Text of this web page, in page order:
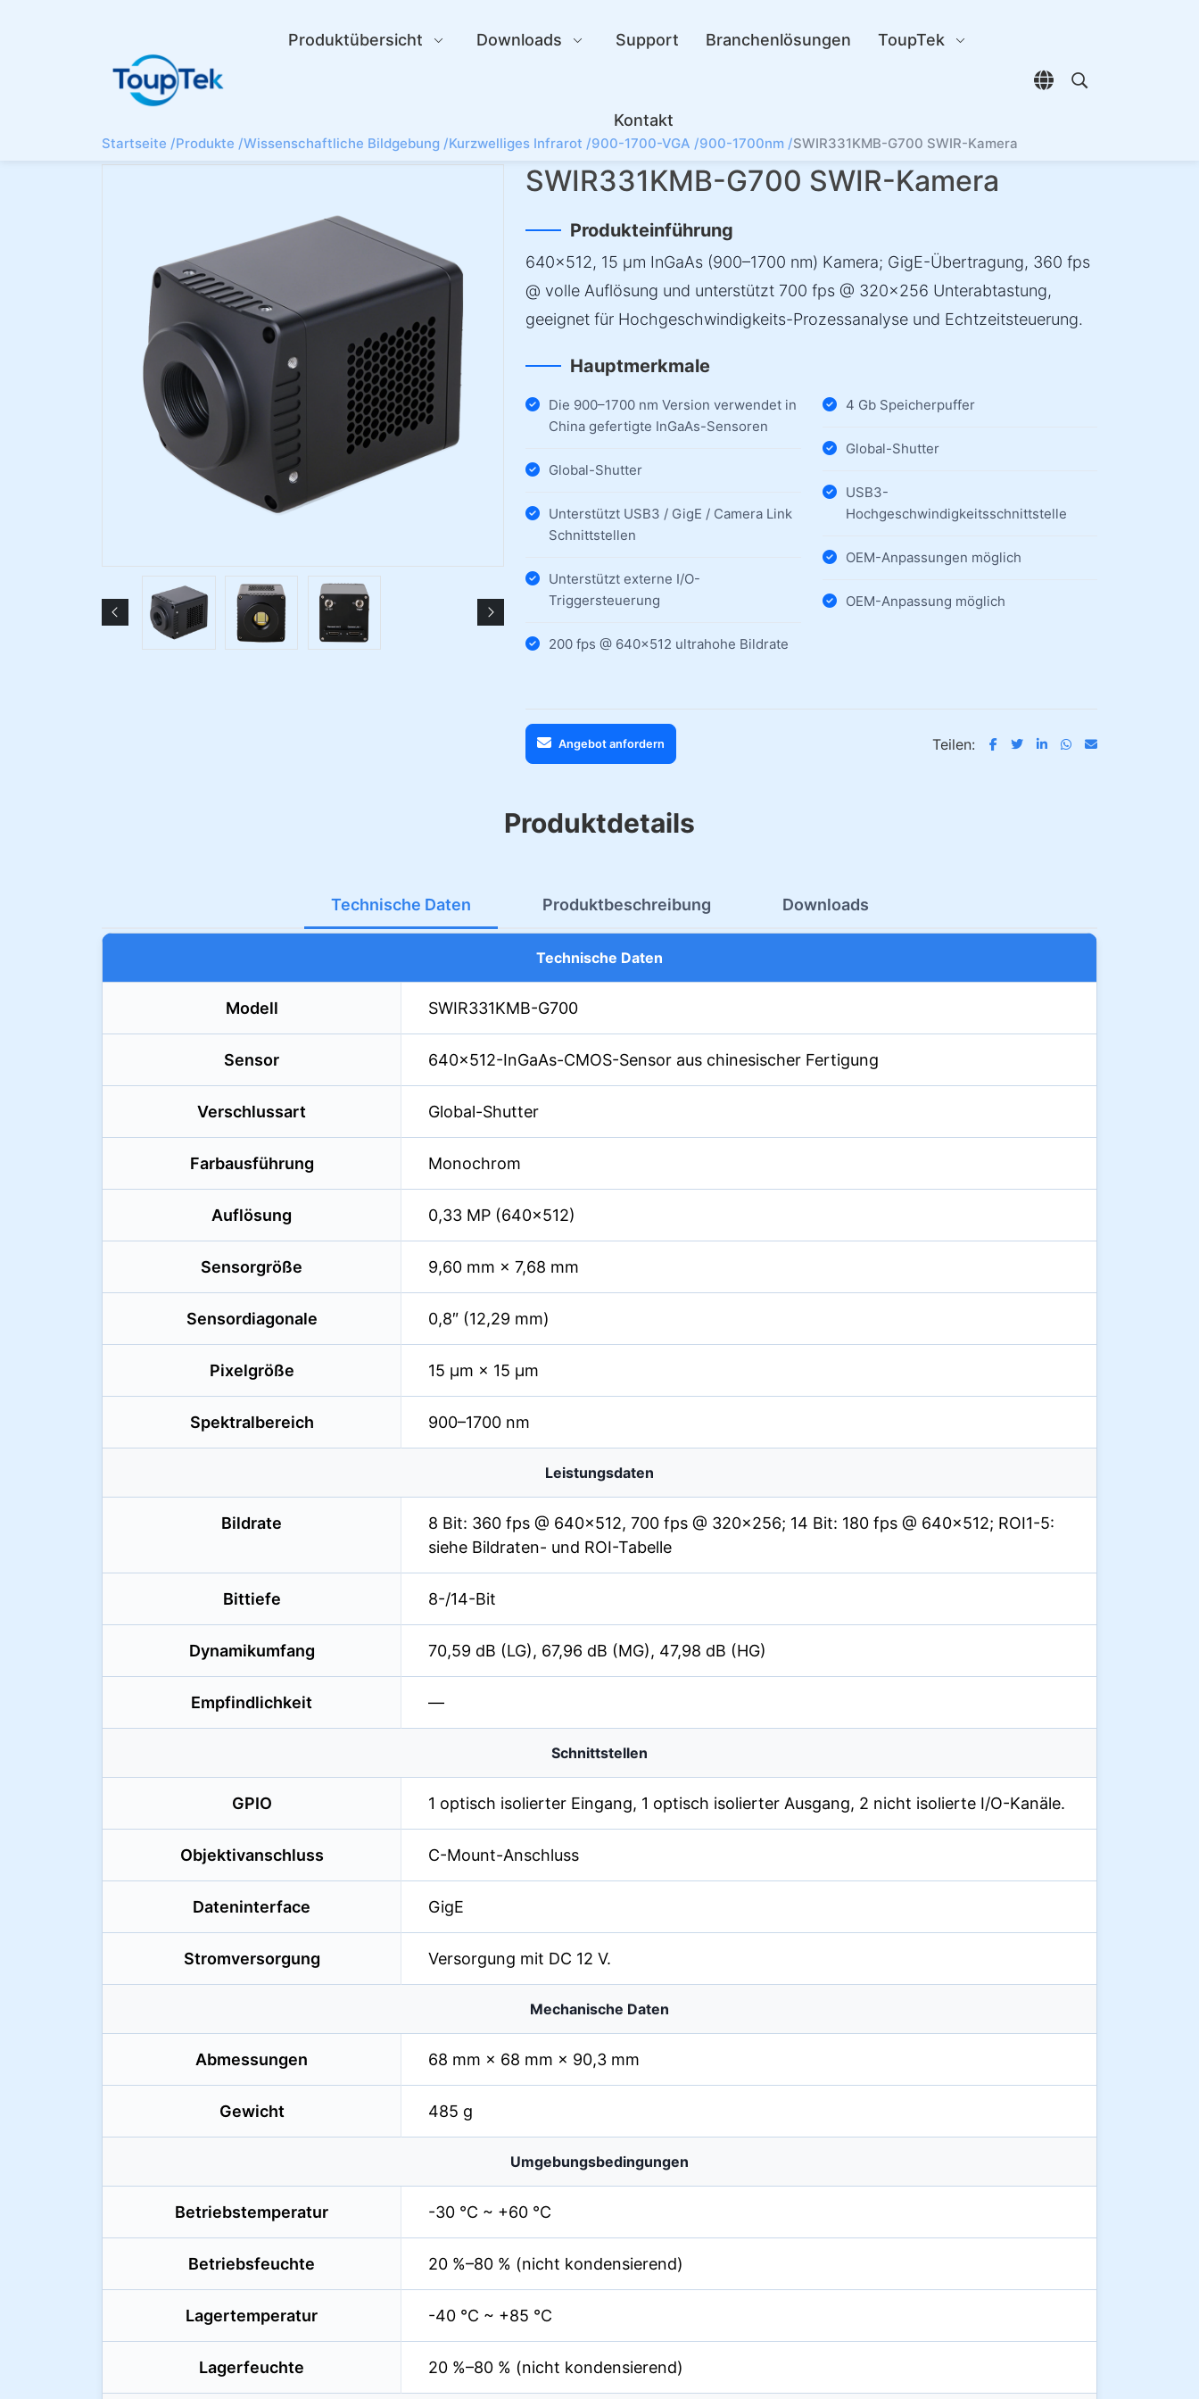
Produktübersicht Downloads Support Branchenlösungen ToupTek
Kontakt
Sprachauswahl
Open search
Startseite /Produkte /Wissenschaftliche Bildgebung /Kurzwelliges Infrarot /900-1700-VGA /900-1700nm /SWIR331KMB-G700 SWIR-Kamera
SWIR331KMB-G700 SWIR-Kamera
Produkteinführung
640×512, 15 µm InGaAs (900–1700 nm) Kamera; GigE-Übertragung, 360 fps
@ volle Auflösung und unterstützt 700 fps @ 320×256 Unterabtastung,
geeignet für Hochgeschwindigkeits-Prozessanalyse und Echtzeitsteuerung.
Hauptmerkmale
Die 900–1700 nm Version verwendet in
China gefertigte InGaAs-Sensoren
Global-Shutter
Unterstützt USB3 / GigE / Camera Link
Schnittstellen
Unterstützt externe I/O-
Triggersteuerung
200 fps @ 640×512 ultrahohe Bildrate
4 Gb Speicherpuffer
Global-Shutter
USB3-
Hochgeschwindigkeitsschnittstelle
OEM-Anpassungen möglich
OEM-Anpassung möglich
Angebot anfordern Teilen:
Produktdetails
Technische Daten Produktbeschreibung Downloads
Technische Daten
Modell SWIR331KMB-G700
Sensor 640×512-InGaAs-CMOS-Sensor aus chinesischer Fertigung
Verschlussart Global-Shutter
Farbausführung Monochrom
Auflösung 0,33 MP (640×512)
Sensorgröße 9,60 mm × 7,68 mm
Sensordiagonale 0,8″ (12,29 mm)
Pixelgröße 15 µm × 15 µm
Spektralbereich 900–1700 nm
Leistungsdaten
Bildrate
8 Bit: 360 fps @ 640×512, 700 fps @ 320×256; 14 Bit: 180 fps @ 640×512; ROI1-5:
siehe Bildraten- und ROI-Tabelle
Bittiefe 8-/14-Bit
Dynamikumfang 70,59 dB (LG), 67,96 dB (MG), 47,98 dB (HG)
Empfindlichkeit —
Schnittstellen
GPIO 1 optisch isolierter Eingang, 1 optisch isolierter Ausgang, 2 nicht isolierte I/O-Kanäle.
Objektivanschluss C-Mount-Anschluss
Dateninterface GigE
Stromversorgung Versorgung mit DC 12 V.
Mechanische Daten
Abmessungen 68 mm × 68 mm × 90,3 mm
Gewicht 485 g
Umgebungsbedingungen
Betriebstemperatur -30 °C ~ +60 °C
Betriebsfeuchte 20 %–80 % (nicht kondensierend)
Lagertemperatur -40 °C ~ +85 °C
Lagerfeuchte 20 %–80 % (nicht kondensierend)